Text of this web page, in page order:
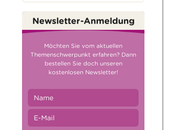
Newsletter-Anmeldung
Möchten Sie vom aktuellen
Themenschwerpunkt erfahren? Dann
bestellen Sie doch unseren
kostenlosen Newsletter!